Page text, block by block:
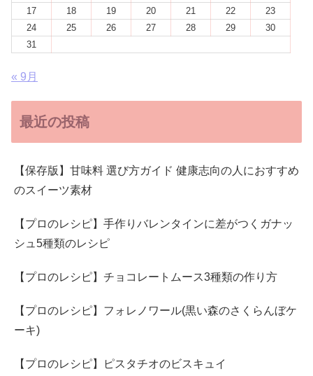
17
18 19 20 21 22
23
24
25 26 27 28 29
30
31
« 9月
最近の投稿
【保存版】甘味料 選び方ガイド 健康志向の人におすすめ
のスイーツ素材
【プロのレシピ】手作りバレンタインに差がつくガナッ
シュ5種類のレシピ
【プロのレシピ】チョコレートムース3種類の作り方
【プロのレシピ】フォレノワール(黒い森のさくらんぼケ
ーキ)
【プロのレシピ】ピスタチオのビスキュイ